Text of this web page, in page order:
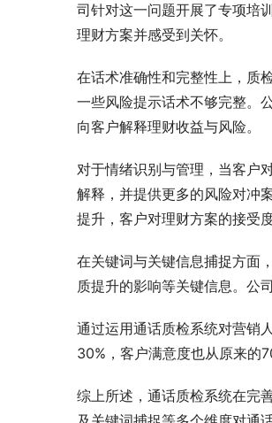
司针对这一问题开展了专项培
理财方案并感受到关怀。
在话术准确性和完整性上，质
一些风险提示话术不够完整。
向客户解释理财收益与风险。
对于情绪识别与管理，当客户
解释，并提供更多的风险对冲
提升，客户对理财方案的接受度
在关键词与关键信息捕捉方面
质提升的影响等关键信息。公
通过运用通话质检系统对营销
30%，客户满意度也从原来的
综上所述，通话质检系统在完